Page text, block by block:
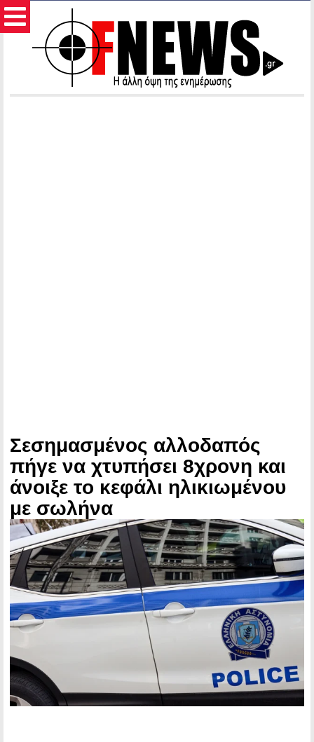
Σεσημασμένος αλλοδαπός
πήγε να χτυπήσει 8χρονη και
άνοιξε το κεφάλι ηλικιωμένου
με σωλήνα